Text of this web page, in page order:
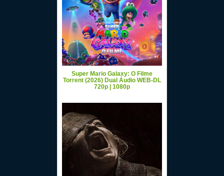
Super Mario Galaxy: O Filme
Torrent (2026) Dual Áudio WEB-DL
720p | 1080p